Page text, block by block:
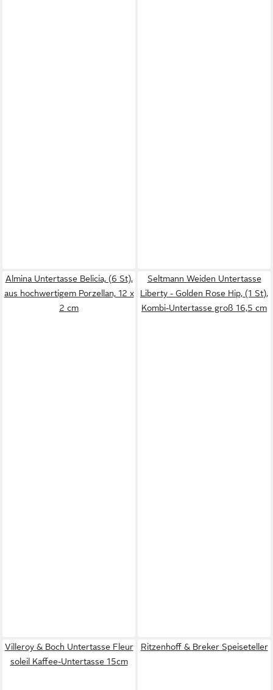
Almina Untertasse Belicia, (6 St),
aus hochwertigem Porzellan, 12 x
2 cm
Seltmann Weiden Untertasse
Liberty - Golden Rose Hip, (1 St),
Kombi-Untertasse groß 16,5 cm
Villeroy & Boch Untertasse Fleur
soleil Kaffee-Untertasse 15cm
Ritzenhoff & Breker Speiseteller